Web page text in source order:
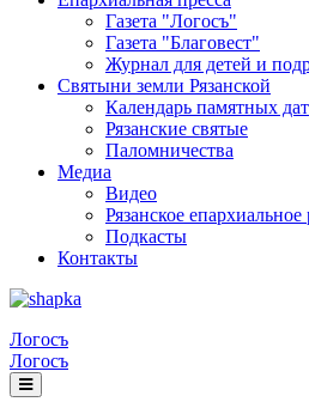
Газета "Логосъ"
Газета "Благовест"
Журнал для детей и
Святыни земли Рязанской
Календарь памятных дат
Рязанские святые
Паломничества
Медиа
Видео
Рязанское епархиальное
Подкасты
Контакты
Логосъ
Логосъ